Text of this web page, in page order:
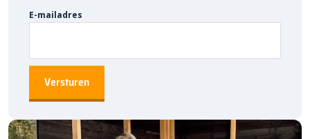
kiest voor een robuust pad of een stijlvol terras, deze
kinderkoppen kunnen altijd.
Bestratingsmarkt.com: de beste prijs,
snelle levering
Bij Bestratingsmarkt.com ben je ook nog eens verzekerd van de
levering kun je ook nog eens snel starten met jouw tuinproject.
E-mailadres